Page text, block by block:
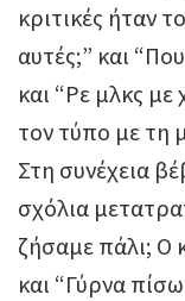
κριτικές ήταν
αυτές;” και
και “Ρε μλκς
τον τύπο με τη
Στη συνέχεια
σχόλια
ζήσαμε πάλι; Ο
και “Γύρνα